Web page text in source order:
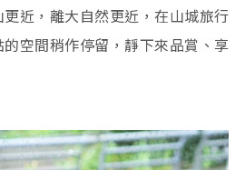
近，離大自然更近，在山城旅行
空間稍作停留，靜下來品賞、享